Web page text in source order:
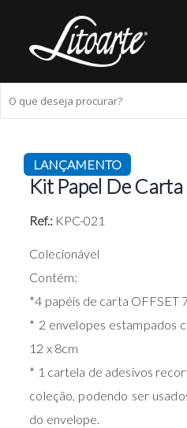
LANÇAMENTO
Kit Papel De
Ref.: KPC-021
Colecionável
Contém:
*4 papéis de carta OFFSET
* 2 envelopes estampados
12 x 8cm
* 1 cartela de adesivos
coleção, podendo ser
do envelope.